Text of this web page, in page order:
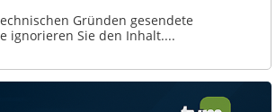
Gründen gesendete
ignorieren Sie den Inhalt....